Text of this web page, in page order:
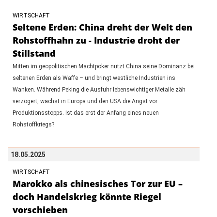
WIRTSCHAFT
Seltene Erden: China dreht der Welt den
Rohstoffhahn zu - Industrie droht der
Stillstand
Mitten im geopolitischen Machtpoker nutzt China seine Dominanz bei
seltenen Erden als Waffe – und bringt westliche Industrien ins
Wanken. Während Peking die Ausfuhr lebenswichtiger Metalle zäh
verzögert, wächst in Europa und den USA die Angst vor
Produktionsstopps. Ist das erst der Anfang eines neuen
Rohstoffkriegs?
18.05.2025
WIRTSCHAFT
Marokko als chinesisches Tor zur EU –
doch Handelskrieg könnte Riegel
vorschieben